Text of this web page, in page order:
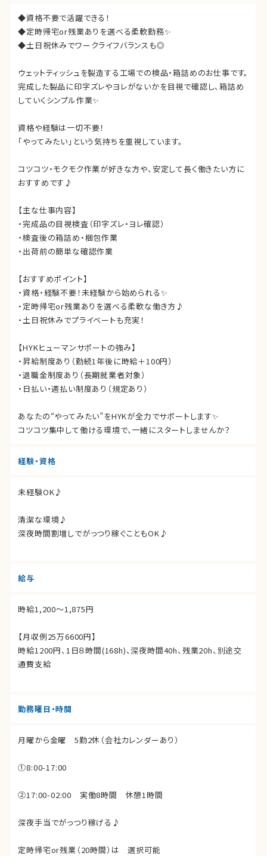
◆資格不要で活躍できる！
◆定時帰宅or残業ありを選べる柔軟勤務✨
◆土日祝休みでワークライフバランスも◎
ウェットティッシュを製造する工場での検品・箱詰めのお仕事です。
完成した製品に印字ズレやヨレがないかを目視で確認し、箱詰め
していくシンプル作業✨
資格や経験は一切不要！
「やってみたい」という気持ちを重視しています。
コツコツ・モクモク作業が好きな方や、安定して長く働きたい方に
おすすめです♪
【主な仕事内容】
・完成品の目視検査（印字ズレ・ヨレ確認）
・検査後の箱詰め・梱包作業
・出荷前の簡単な確認作業
【おすすめポイント】
・資格・経験不要！未経験から始められる✨
・定時帰宅or残業ありを選べる柔軟な働き方♪
・土日祝休みでプライベートも充実！
【HYKヒューマンサポートの強み】
・昇給制度あり（勤続1年後に時給＋100円）
・退職金制度あり（長期就業者対象）
・日払い・週払い制度あり（規定あり）
あなたの“やってみたい”をHYKが全力でサポートします✨
コツコツ集中して働ける環境で、一緒にスタートしませんか？
経験・資格
未経験OK♪
清潔な環境♪
深夜時間割増しでがっつり稼ぐこともOK♪
給与
時給1,200〜1,875円
【月収例25万6600円】
時給1200円、1日８時間(168h)、深夜時間40h、残業20h、別途交
通費支給
勤務曜日・時間
月曜から金曜 5勤2休（会社カレンダーあり）
①8:00-17:00
②17:00-02:00 実働8時間 休憩1時間
深夜手当でがっつり稼げる♪
定時帰宅or残業（20時間）は 選択可能